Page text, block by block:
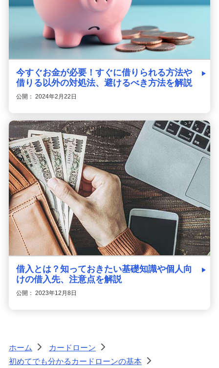
今すぐお金が必要！すぐに借りられる方法や
借りる以外の対処法、避けるべき方法を解説
公開： 2024年2月22日
借入とは？知っておきたい基礎知識や個人向
けの借入先、注意点を解説
公開： 2023年12月8日
ホーム > カードローン
>
初めてでも分かるカードローンの基本
>